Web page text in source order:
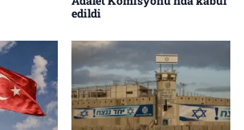
edildi